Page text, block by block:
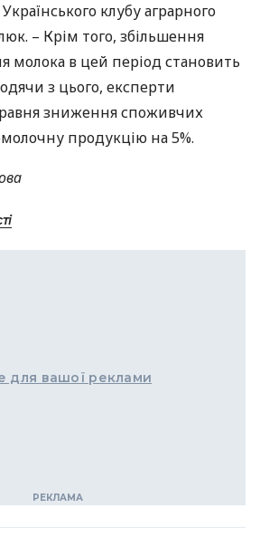
клубу аграрного
– Крім того, збільшення
молока в цей період становить
з цього, експерти
зниження споживчих
продукцію на 5%.
для вашої реклами